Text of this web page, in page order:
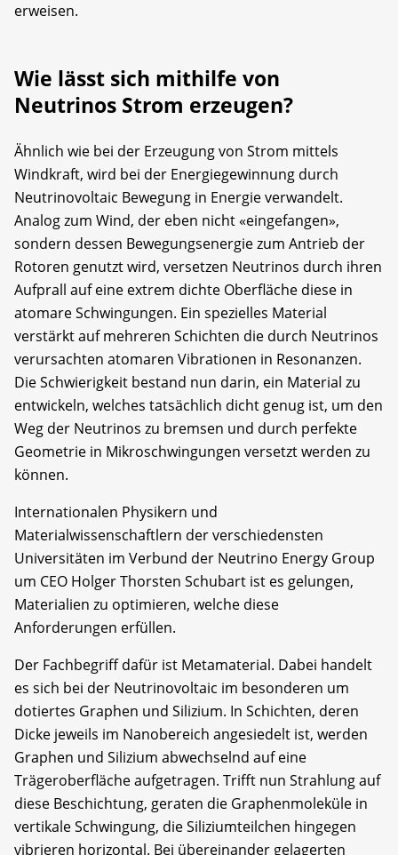
erweisen.
Wie lässt sich mithilfe von
Neutrinos Strom erzeugen?
Ähnlich wie bei der Erzeugung von Strom mittels
Windkraft, wird bei der Energiegewinnung durch
Neutrinovoltaic Bewegung in Energie verwandelt.
Analog zum Wind, der eben nicht «eingefangen»,
sondern dessen Bewegungsenergie zum Antrieb der
Rotoren genutzt wird, versetzen Neutrinos durch ihren
Aufprall auf eine extrem dichte Oberfläche diese in
atomare Schwingungen. Ein spezielles Material
verstärkt auf mehreren Schichten die durch Neutrinos
verursachten atomaren Vibrationen in Resonanzen.
Die Schwierigkeit bestand nun darin, ein Material zu
entwickeln, welches tatsächlich dicht genug ist, um den
Weg der Neutrinos zu bremsen und durch perfekte
Geometrie in Mikroschwingungen versetzt werden zu
können.
Internationalen Physikern und
Materialwissenschaftlern der verschiedensten
Universitäten im Verbund der Neutrino Energy Group
um CEO Holger Thorsten Schubart ist es gelungen,
Materialien zu optimieren, welche diese
Anforderungen erfüllen.
Der Fachbegriff dafür ist Metamaterial. Dabei handelt
es sich bei der Neutrinovoltaic im besonderen um
dotiertes Graphen und Silizium. In Schichten, deren
Dicke jeweils im Nanobereich angesiedelt ist, werden
Graphen und Silizium abwechselnd auf eine
Trägeroberfläche aufgetragen. Trifft nun Strahlung auf
diese Beschichtung, geraten die Graphenmoleküle in
vertikale Schwingung, die Siliziumteilchen hingegen
vibrieren horizontal. Bei übereinander gelagerten